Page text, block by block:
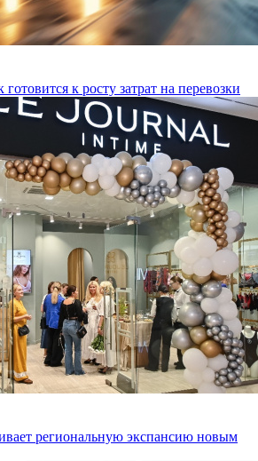
к росту затрат на перевозки
региональную экспансию новым